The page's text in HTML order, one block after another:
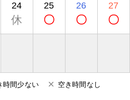
24
休
25
〇
26
〇
27
〇
時間少ない × 空き時間なし